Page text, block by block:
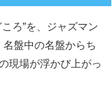
ろ”を、ジャズマン
盤中の名盤からち
現場が浮かび上がっ